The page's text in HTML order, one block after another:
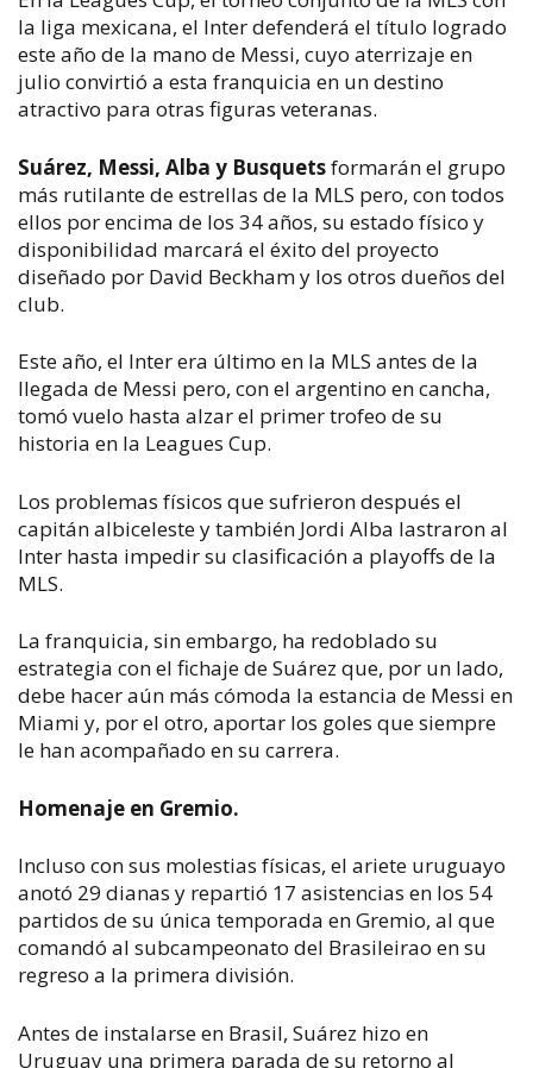
la liga mexicana, el Inter defenderá el título logrado
este año de la mano de Messi, cuyo aterrizaje en
julio convirtió a esta franquicia en un destino
atractivo para otras figuras veteranas.
Suárez, Messi, Alba y Busquetsformarán el grupo
más rutilante de estrellas de la MLS pero, con todos
ellos por encima de los 34 años, su estado físico y
disponibilidad marcará el éxito del proyecto
diseñado por David Beckham y los otros dueños del
club.
Este año, el Inter era último en la MLS antes de la
llegada de Messi pero, con el argentino en cancha,
tomó vuelo hasta alzar el primer trofeo de su
historia en la Leagues Cup.
Los problemas físicos que sufrieron después el
capitán albiceleste y también Jordi Alba lastraron al
Inter hasta impedir su clasificación a playoffs de la
MLS.
La franquicia, sin embargo, ha redoblado su
estrategia con el fichaje de Suárez que, por un lado,
debe hacer aún más cómoda la estancia de Messi en
Miami y, por el otro, aportar los goles que siempre
le han acompañado en su carrera.
Homenaje en Gremio.
Incluso con sus molestias físicas, el ariete uruguayo
anotó 29 dianas y repartió 17 asistencias en los 54
partidos de su única temporada en Gremio, al que
comandó al subcampeonato del Brasileirao en su
regreso a la primera división.
Antes de instalarse en Brasil, Suárez hizo en
Uruguay una primera parada de su retorno al